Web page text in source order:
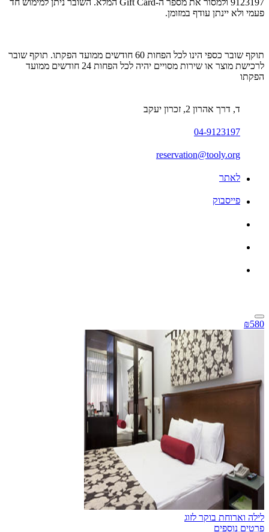
פעמי ולא יינתן עודף במזומן.
תוקף שובר כספי הינו לכל הפחות 60 חודשים ממועד הפקתו. תוקף שובר
לרכישת מוצר או שירות מסויים יהיה לכל הפחות 24 חודשים ממועד
הפקתו
ד, דרך אהרון 2, זכרון יעקב
04-9123197
reservation@tooly.org
לאתר
פייסבוק
₪580
לילה וארוחת בוקר לזוג
פרטים נוספים